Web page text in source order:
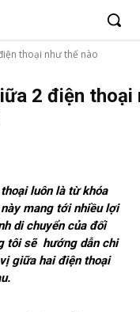
thoại như thế nào
2 điện thoại
luôn là từ khóa
mang tới nhiều lợi
di chuyển của đối
tôi sẽ hướng dẫn chi
giữa hai điện thoại